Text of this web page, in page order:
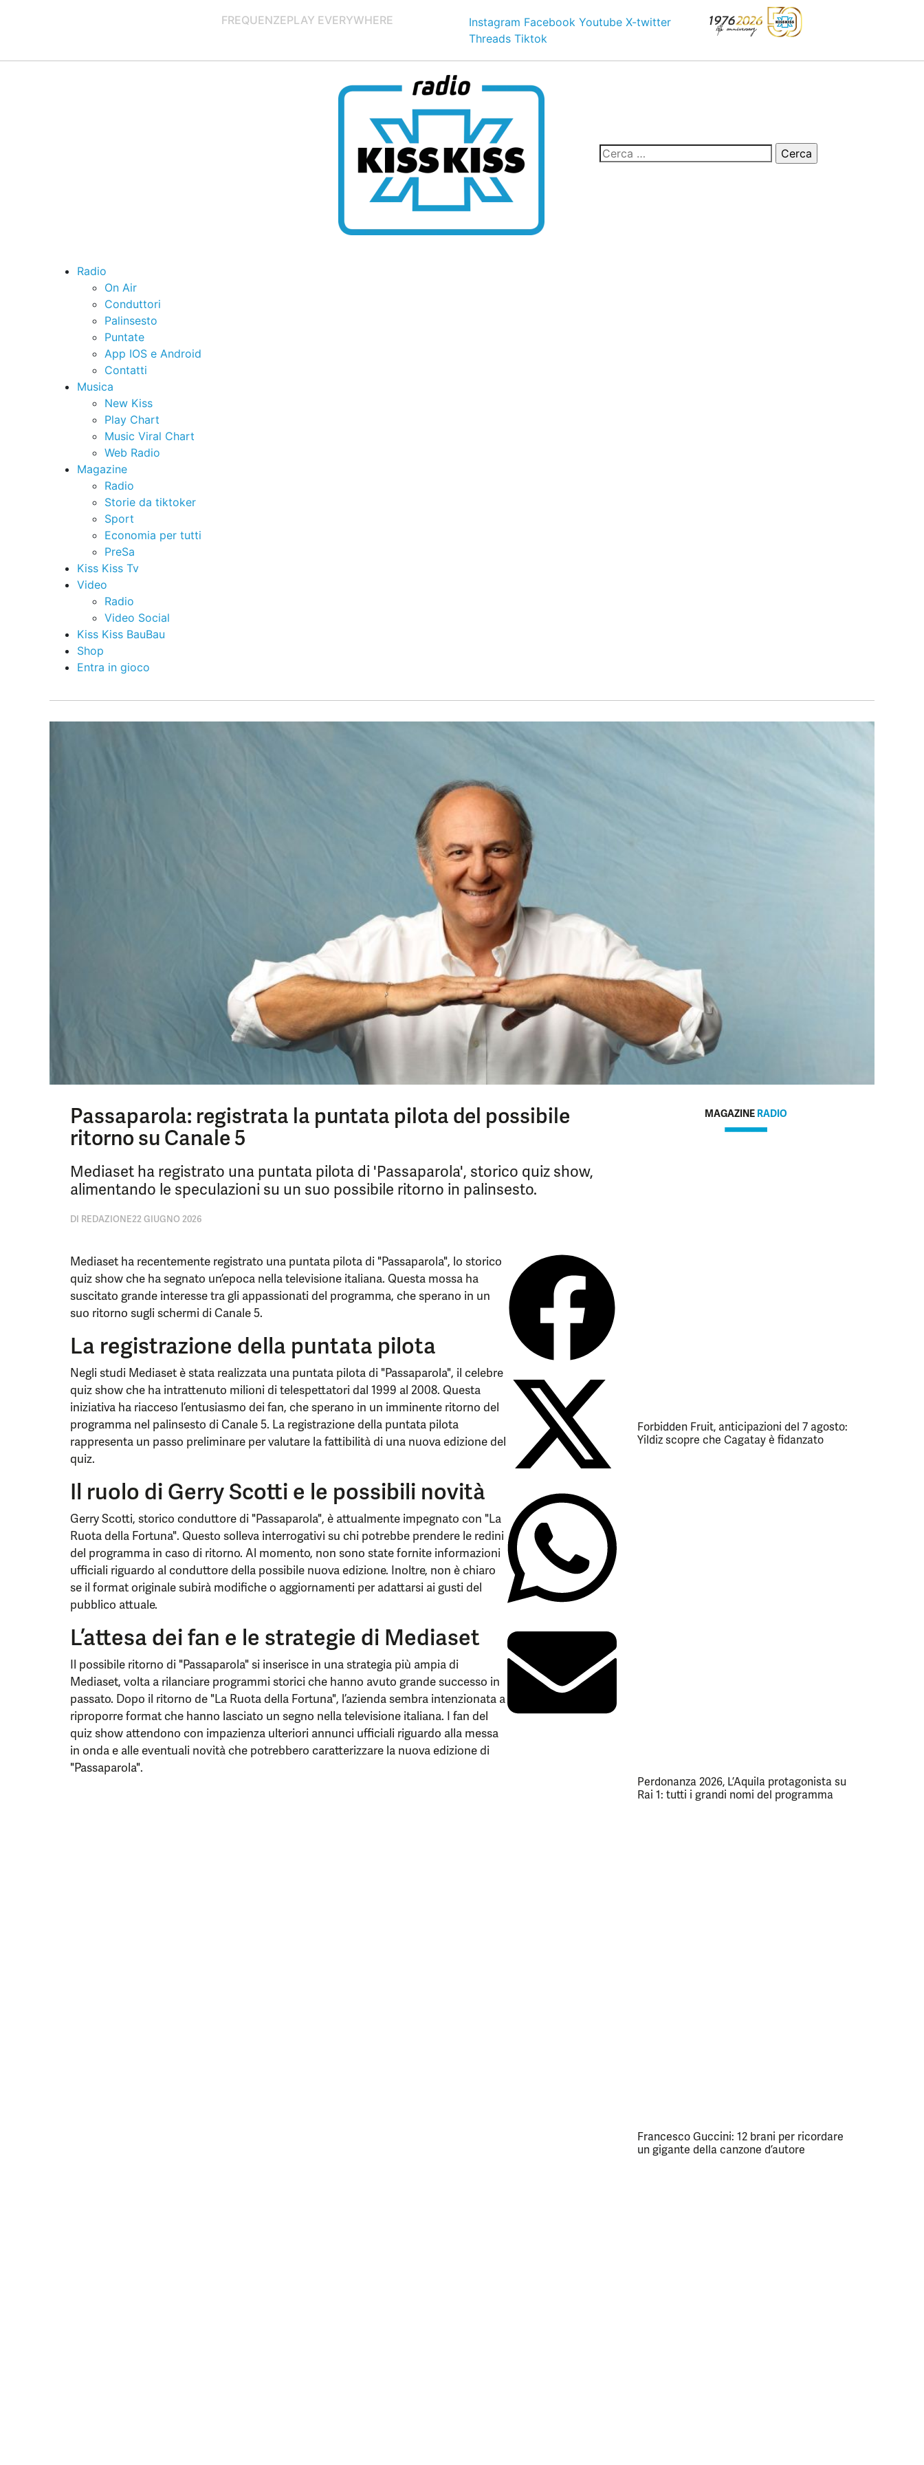
FREQUENZEPLAY EVERYWHERE Instagram Facebook Youtube X-twitter
Threads Tiktok
Radio
On Air
Conduttori
Palinsesto
Puntate
App IOS e Android
Contatti
Musica
New Kiss
Play Chart
Music Viral Chart
Web Radio
Magazine
Radio
Storie da tiktoker
Sport
Economia per tutti
PreSa
Kiss Kiss Tv
Video
Radio
Video Social
Kiss Kiss BauBau
Shop
Entra in gioco
Passaparola: registrata la puntata pilota del possibile
ritorno su Canale 5
Mediaset ha registrato una puntata pilota di 'Passaparola', storico quiz show,
alimentando le speculazioni su un suo possibile ritorno in palinsesto.
DI REDAZIONE22 GIUGNO 2026
Mediaset ha recentemente registrato una puntata pilota di "Passaparola", lo storico
quiz show che ha segnato un’epoca nella televisione italiana. Questa mossa ha
suscitato grande interesse tra gli appassionati del programma, che sperano in un
suo ritorno sugli schermi di Canale 5.
La registrazione della puntata pilota
Negli studi Mediaset è stata realizzata una puntata pilota di "Passaparola", il celebre
quiz show che ha intrattenuto milioni di telespettatori dal 1999 al 2008. Questa
iniziativa ha riacceso l’entusiasmo dei fan, che sperano in un imminente ritorno del
programma nel palinsesto di Canale 5. La registrazione della puntata pilota
rappresenta un passo preliminare per valutare la fattibilità di una nuova edizione del
quiz.
Il ruolo di Gerry Scotti e le possibili novità
Gerry Scotti, storico conduttore di "Passaparola", è attualmente impegnato con "La
Ruota della Fortuna". Questo solleva interrogativi su chi potrebbe prendere le redini
del programma in caso di ritorno. Al momento, non sono state fornite informazioni
ufficiali riguardo al conduttore della possibile nuova edizione. Inoltre, non è chiaro
se il format originale subirà modifiche o aggiornamenti per adattarsi ai gusti del
pubblico attuale.
L’attesa dei fan e le strategie di Mediaset
Il possibile ritorno di "Passaparola" si inserisce in una strategia più ampia di
Mediaset, volta a rilanciare programmi storici che hanno avuto grande successo in
passato. Dopo il ritorno de "La Ruota della Fortuna", l’azienda sembra intenzionata a
riproporre format che hanno lasciato un segno nella televisione italiana. I fan del
quiz show attendono con impazienza ulteriori annunci ufficiali riguardo alla messa
in onda e alle eventuali novità che potrebbero caratterizzare la nuova edizione di
"Passaparola".
MAGAZINE RADIO
Forbidden Fruit, anticipazioni del 7 agosto:
Yildiz scopre che Cagatay è fidanzato
Perdonanza 2026, L’Aquila protagonista su
Rai 1: tutti i grandi nomi del programma
Francesco Guccini: 12 brani per ricordare
un gigante della canzone d’autore